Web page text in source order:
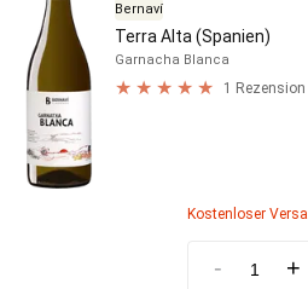
Bernaví
Terra Alta (Spanien)
Garnacha Blanca
1 Rezension
Kostenloser
- +